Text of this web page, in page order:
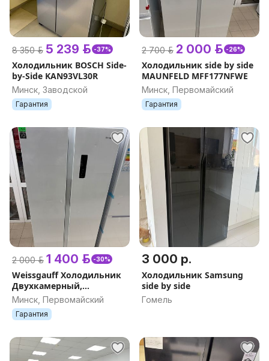
8 350 р. 5 239 р. -37%
Холодильник BOSCH Side-
by-Side KAN93VL30R
Минск, Заводской
Гарантия
2 700 р. 2 000 р. -26%
Холодильник side by side
MAUNFELD MFF177NFWE
Минск, Первомайский
Гарантия
2 000 р. 1 400 р. -30%
Weissgauff Холодильник
Двухкамерный,
Двухдверный, Side by
Side WSBS 410 Inverter
NoFrost
Минск, Первомайский
Гарантия
3 000 р.
Холодильник Samsung
side by side
Гомель